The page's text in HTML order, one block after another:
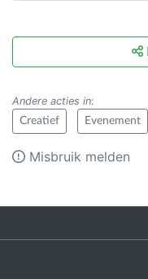
Andere acties in:
Creatief Evenement
Misbruik melden